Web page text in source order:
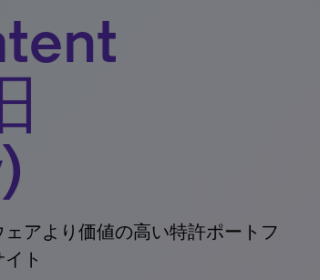
アより価値の高い特許ポートフ
ト